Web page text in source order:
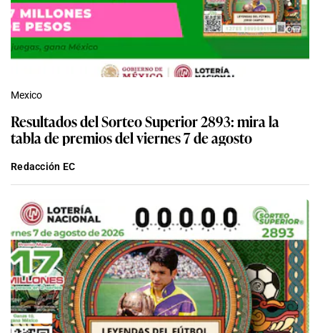
Mexico
Resultados del Sorteo Superior 2893: mira la
tabla de premios del viernes 7 de agosto
Redacción EC